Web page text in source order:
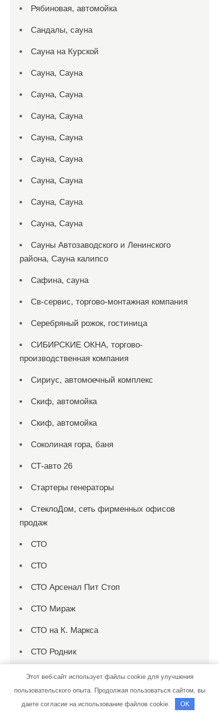
Рябиновая, автомойка
Сандалы, сауна
Сауна на Курской
Сауна, Сауна
Сауна, Сауна
Сауна, Сауна
Сауна, Сауна
Сауна, Сауна
Сауна, Сауна
Сауна, Сауна
Сауна, Сауна
Сауны Автозаводского и Ленинского
района, Сауна калипсо
Сафина, сауна
Св-сервис, торгово-монтажная компания
Серебряный рожок, гостиница
СИБИРСКИЕ ОКНА, торгово-
производственная компания
Сириус, автомоечный комплекс
Скиф, автомойка
Скиф, автомойка
Соколиная гора, баня
СТ-авто 26
Стартеры генераторы
СтеклоДом, сеть фирменных офисов
продаж
СТО
СТО
СТО Арсенал Пит Стоп
СТО Мираж
СТО на К. Маркса
СТО Родник
Страница 1
Страница 10
Этот веб-сайт использует файлы cookie для улучшения
пользовательского опыта. Продолжая пользоваться сайтом, вы
даете согласие на использование файлов cookie.
OK